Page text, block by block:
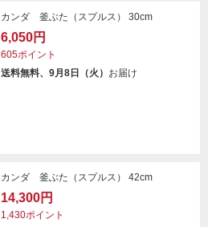
カンダ 釜ぶた（スプルス） 30cm
6,050円
605ポイント
送料無料、9月8日（火） お届け
カンダ 釜ぶた（スプルス） 42cm
14,300円
1,430ポイント